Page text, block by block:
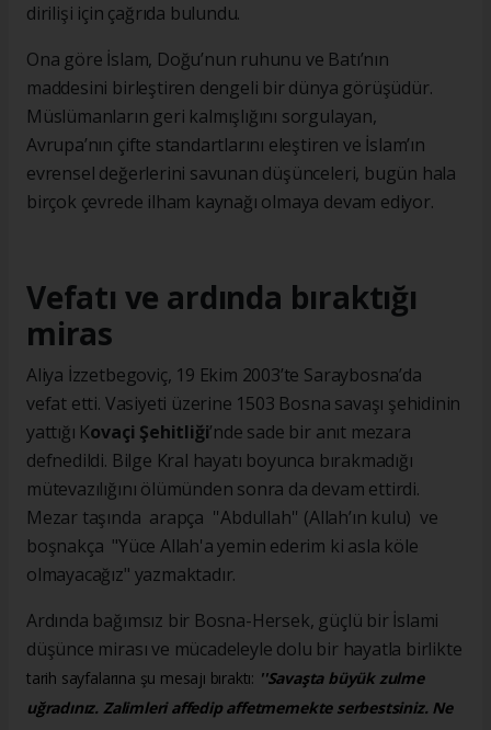
dirilişi için çağrıda bulundu.
Ona göre İslam, Doğu’nun ruhunu ve Batı’nın
maddesini birleştiren dengeli bir dünya görüşüdür.
Müslümanların geri kalmışlığını sorgulayan,
Avrupa’nın çifte standartlarını eleştiren ve İslam’ın
evrensel değerlerini savunan düşünceleri, bugün hala
birçok çevrede ilham kaynağı olmaya devam ediyor.
Vefatı ve ardında bıraktığı
miras
Aliya İzzetbegoviç, 19 Ekim 2003’te Saraybosna’da
vefat etti. Vasiyeti üzerine 1503 Bosna savaşı şehidinin
yattığı Kovaçi Şehitliği’nde sade bir anıt mezara
defnedildi. Bilge Kral hayatı boyunca bırakmadığı
mütevazılığını ölümünden sonra da devam ettirdi.
Mezar taşında arapça ''Abdullah'' (Allah’ın kulu) ve
boşnakça "Yüce Allah'a yemin ederim ki asla köle
olmayacağız" yazmaktadır.
Ardında bağımsız bir Bosna-Hersek, güçlü bir İslami
düşünce mirası ve mücadeleyle dolu bir hayatla birlikte
tarih sayfalarına şu mesajı bıraktı: ''Savaşta büyük zulme
uğradınız. Zalimleri affedip affetmemekte serbestsiniz. Ne